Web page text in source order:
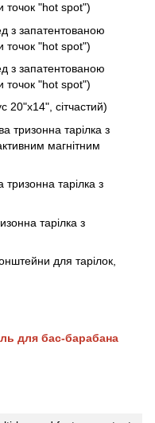
точок "hot spot")
з запатентованою
точок "hot spot")
з запатентованою
точок "hot spot")
20"x14", сітчастий)
тризонна тарілка з
магнітним
тарілка з
тарілка з
для тарілок,
для бас-барабана